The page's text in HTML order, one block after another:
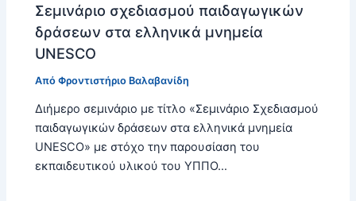
Σεμινάριο σχεδιασμού παιδαγωγικών
δράσεων στα ελληνικά μνημεία
UNESCO
ΑπόΦροντιστήριο Βαλαβανίδη
Διήμερο σεμινάριο με τίτλο «Σεμινάριο Σχεδιασμού
παιδαγωγικών δράσεων στα ελληνικά μνημεία
UNESCO» με στόχο την παρουσίαση του
εκπαιδευτικού υλικού του ΥΠΠΟ…